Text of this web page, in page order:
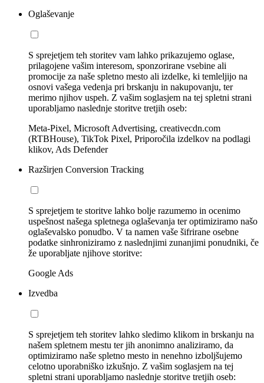
Oglaševanje
S sprejetjem teh storitev vam lahko prikazujemo oglase,
prilagojene vašim interesom, sponzorirane vsebine ali
promocije za naše spletno mesto ali izdelke, ki temleljijo na
osnovi vašega vedenja pri brskanju in nakupovanju, ter
merimo njihov uspeh. Z vašim soglasjem na tej spletni strani
uporabljamo naslednje storitve tretjih oseb:
Meta-Pixel, Microsoft Advertising, creativecdn.com
(RTBHouse), TikTok Pixel, Priporočila izdelkov na podlagi
klikov, Ads Defender
Razširjen Conversion Tracking
S sprejetjem te storitve lahko bolje razumemo in ocenimo
uspešnost našega spletnega oglaševanja ter optimiziramo našo
oglaševalsko ponudbo. V ta namen vaše šifrirane osebne
podatke sinhroniziramo z naslednjimi zunanjimi ponudniki, če
že uporabljate njihove storitve:
Google Ads
Izvedba
S sprejetjem teh storitev lahko sledimo klikom in brskanju na
našem spletnem mestu ter jih anonimno analiziramo, da
optimiziramo naše spletno mesto in nenehno izboljšujemo
celotno uporabniško izkušnjo. Z vašim soglasjem na tej
spletni strani uporabljamo naslednje storitve tretjih oseb: